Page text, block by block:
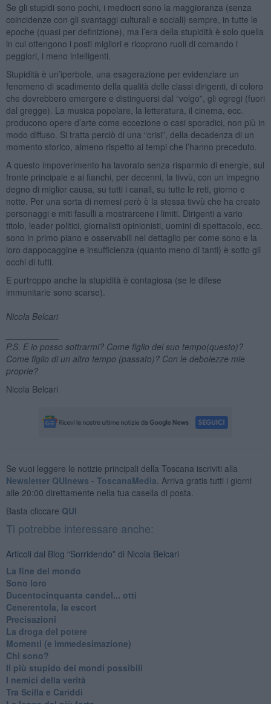
Se gli stupidi sono pochi, i mediocri sono la maggioranza (senza
coincidenze con gli svantaggi culturali e sociali) sempre, in tutte le
epoche (quasi per definizione), ma l’era della stupidità è solo quella
in cui ottengono i posti migliori e ricoprono ruoli di comando i
peggiori, i meno intelligenti.
Stupidità è un’iperbole, una esagerazione per evidenziare un
fenomeno di scadimento della qualità delle classi dirigenti, di coloro
che dovrebbero emergere e distinguersi dal “volgo”, gli egregi (fuori
dal gregge). La musica popolare, la letteratura, il cinema, ecc.
producono opere d’arte come eccezione o casi sporadici, non più in
modo diffuso. Si tratta perciò di una “crisi”, della decadenza di un
momento storico, almeno rispetto ai tempi che l’hanno preceduto.
A questo impoverimento ha lavorato senza risparmio di energie, sul
fronte principale e ai fianchi, per decenni, la tivvù, con un impegno
degno di miglior causa, su tutti i canali, su tutte le reti, giorno e
notte. Per una sorta di nemesi però è la stessa tivvù che ha creato
personaggi e miti fasulli a mostrarcene i limiti. Dirigenti a vario
titolo, leader politici, giornalisti opinionisti, uomini di spettacolo, ecc.
sono in primo piano e osservabili nel dettaglio per come sono e la
loro dappocaggine e insufficienza (quanto meno di tanti) è sotto gli
occhi di tutti.
E purtroppo anche la stupidità è contagiosa (se le difese
immunitarie sono scarse).
Nicola Belcari
P.S. E io posso sottrarmi? Come figlio del suo tempo(questo)?
Come figlio di un altro tempo (passato)? Con le debolezze mie
proprie?
Nicola Belcari
Se vuoi leggere le notizie principali della Toscana iscriviti alla
Newsletter QUInews - ToscanaMedia. Arriva gratis tutti i giorni
alle 20:00 direttamente nella tua casella di posta.
Basta cliccare QUI
Ti potrebbe interessare anche:
Articoli dal Blog “Sorridendo” di Nicola Belcari
La fine del mondo
Sono loro
Ducentocinquanta candel... otti
Cenerentola, la escort
Precisazioni
La droga del potere
Momenti (e immedesimazione)
Chi sono?
Il più stupido dei mondi possibili
I nemici della verità
Tra Scilla e Cariddi